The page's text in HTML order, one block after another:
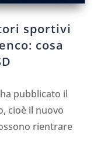
sportivi
cosa
pubblicato il
cioè il nuovo
rientrare